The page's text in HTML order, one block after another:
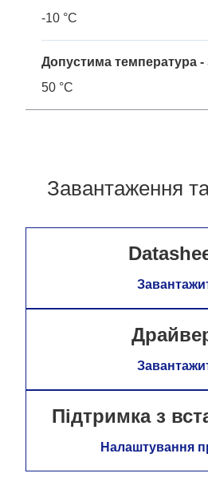
-10 °C
Допустима температура -
50 °C
Завантаження
Підтримка з
Налаштування